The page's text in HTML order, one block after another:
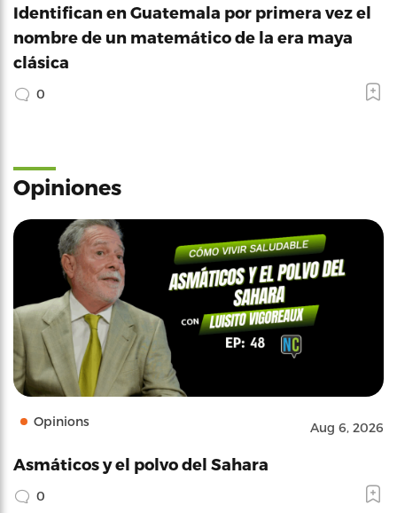
Identifican en Guatemala por primera vez el
nombre de un matemático de la era maya
clásica
0
Opiniones
Opinions Aug 6, 2026
Asmáticos y el polvo del Sahara
0